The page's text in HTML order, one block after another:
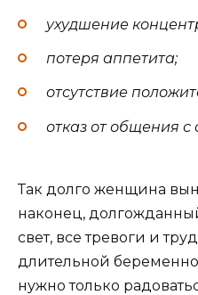
ухудшение
потеря аппетита;
отсутствие
отказ от общения с
Так долго женщина
наконец,
свет, все тревоги и
длительной
нужно только